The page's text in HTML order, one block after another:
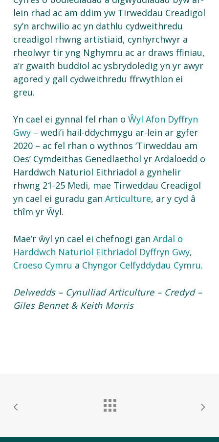
lein rhad ac am ddim yw Tirweddau Creadigol
sy’n archwilio ac yn dathlu cydweithredu
creadigol rhwng artistiaid, cynhyrchwyr a
rheolwyr tir yng Nghymru ac ar draws ffiniau,
a’r gwaith buddiol ac ysbrydoledig yn yr awyr
agored y gall cydweithredu ffrwythlon ei
greu.
Yn cael ei gynnal fel rhan o Ŵyl Afon Dyffryn
Gwy– wedi’i hail-ddychmygu ar-lein ar gyfer
2020 – ac fel rhan o wythnos ‘Tirweddau am
Oes’ Cymdeithas Genedlaethol yr Ardaloedd o
Harddwch Naturiol Eithriadol a gynhelir
rhwng 21-25 Medi, mae Tirweddau Creadigol
yn cael ei guradu gan Articulture, ar y cyd â
thîm yr Ŵyl.
Mae’r ŵyl yn cael ei chefnogi gan Ardal o
Harddwch Naturiol Eithriadol Dyffryn Gwy,
Croeso Cymru a Chyngor Celfyddydau Cymru.
Delwedds – Cynulliad Articulture – Credyd –
Giles Bennet & Keith Morris